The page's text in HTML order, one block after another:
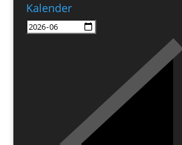
Kalender